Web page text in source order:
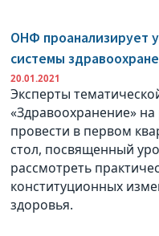
ОНФ проанализирует
системы
20.01.2021
Эксперты
«Здравоохранение»
провести в первом
стол, посвященный
рассмотреть
конституционных
здоровья.